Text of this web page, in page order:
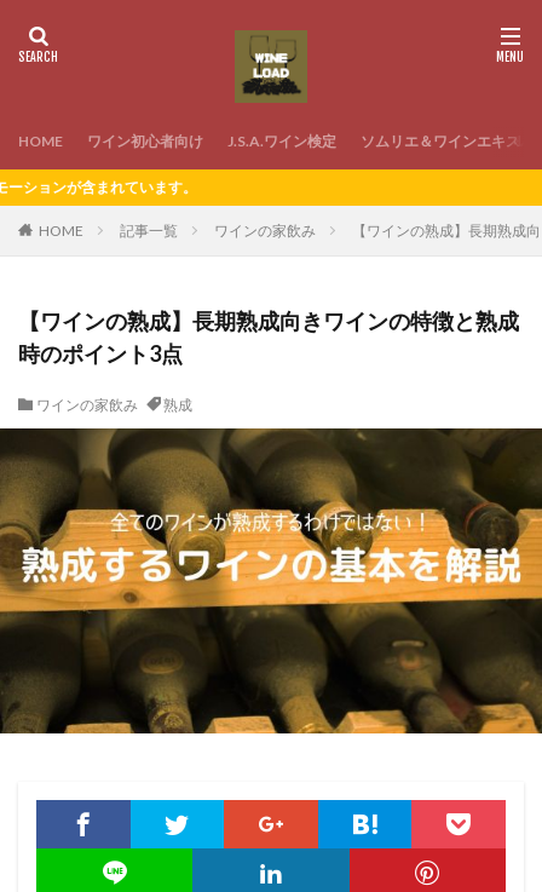
HOME ワイン初心者向け J.S.A.ワイン検定 ソムリエ＆ワインエキスパ
す。
HOME 記事一覧 ワインの家飲み 【ワインの熟成】長期熟成
【ワインの熟成】長期熟成向きワインの特徴と熟成
時のポイント3点
ワインの家飲み 熟成